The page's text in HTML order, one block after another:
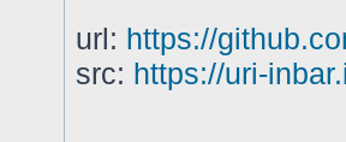
url: https://
src: https://uri-